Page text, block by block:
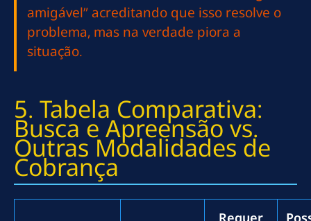
amigável” acreditando que isso resolve o
problema, mas na verdade piora a
situação.
5. Tabela Comparativa:
Busca e Apreensão vs.
Outras Modalidades de
Cobrança